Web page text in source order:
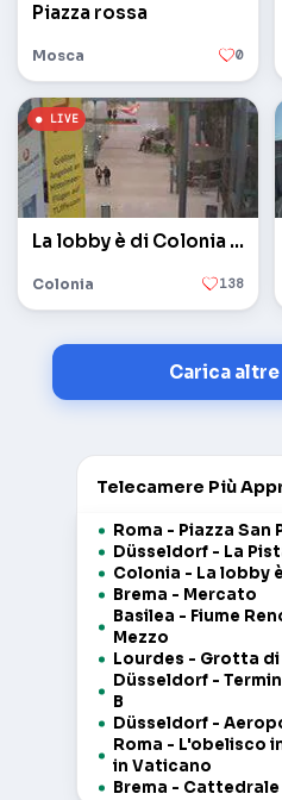
Piazza rossa
Mosca 0
La lobby è di Colonia / Bonn
Colonia 138
Carica
Telecamere Più
Roma - Piazza
Düsseldorf - La
Colonia - La lobby
Brema - Mercato
Basilea - Fiume
Mezzo
Lourdes - Grotta di
Düsseldorf -
B
Düsseldorf -
Roma - L'obelisco
in Vaticano
Brema -